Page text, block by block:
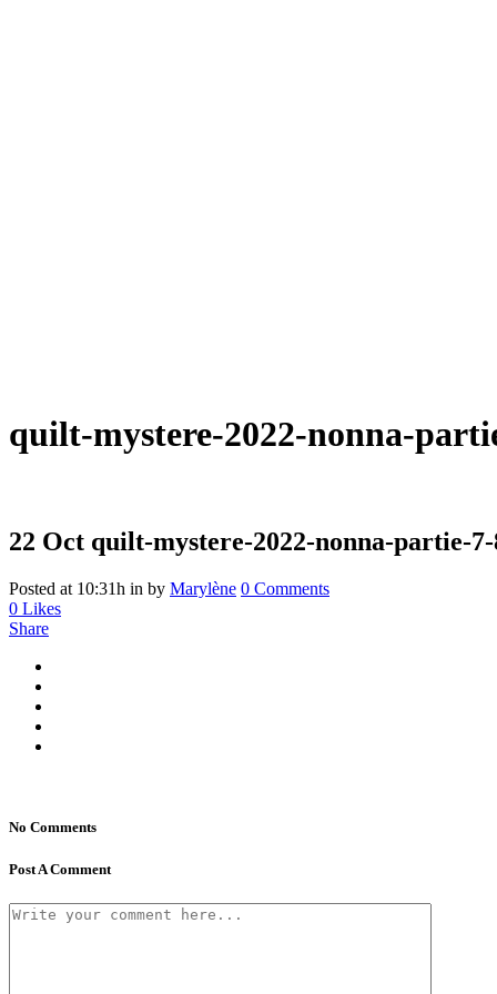
quilt-mystere-2022-nonna-
22 Oct quilt-mystere-2022-nonna-partie-
Posted at 10:31h in by Marylène 0 Comments
0 Likes
Share
No Comments
Post A Comment